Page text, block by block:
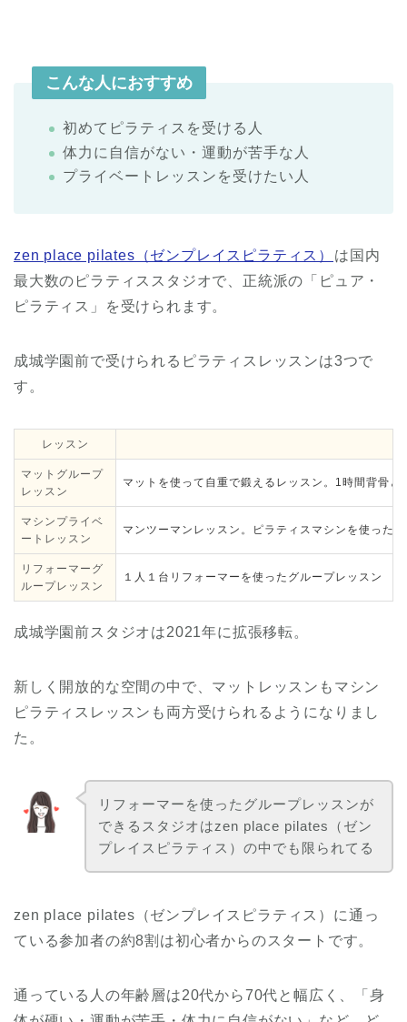
こんな人におすすめ
初めてピラティスを受ける人
体力に自信がない・運動が苦手な人
プライベートレッスンを受けたい人
zen place pilates（ゼンプレイスピラティス）
は国内
最大数のピラティススタジオで、正統派の「ピュア・
ピラティス」を受けられます。
成城学園前で受けられるピラティスレッスンは3つで
す。
レッスン
マットグループ
レッスン
マットを使って自重で鍛えるレッスン。1時間背骨
マシンプライベ
ートレッスン
マンツーマンレッスン。ピラティスマシンを使った
リフォーマーグ
ループレッスン
１人１台リフォーマーを使ったグループレッスン
成城学園前スタジオは2021年に拡張移転。
新しく開放的な空間の中で、マットレッスンもマシン
ピラティスレッスンも両方受けられるようになりまし
た。
リフォーマーを使ったグループレッスンが
できるスタジオはzen place pilates（ゼン
プレイスピラティス）の中でも限られてる
zen place pilates（ゼンプレイスピラティス）に通っ
ている参加者の約8割は初心者からのスタートです。
通っている人の年齢層は20代から70代と幅広く、「身